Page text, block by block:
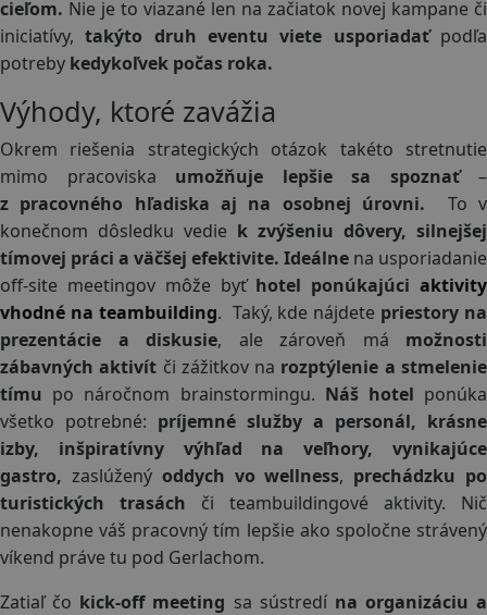
cieľom. Nie je to viazané len na začiatok novej kampane či
iniciatívy,takýto druh eventu viete usporiadaťpodľa
potreby kedykoľvek počas roka.
Výhody, ktoré zavážia
Okrem riešenia strategických otázok takéto stretnutie
mimo pracoviska umožňuje lepšie sa spoznať–
z pracovného hľadiska aj na osobnej úrovni. To v
konečnom dôsledku vedie k zvýšeniu dôvery, silnejšej
tímovej práci a väčšej efektivite. Ideálne na usporiadanie
off-site meetingov môže byť hotel ponúkajúciaktivity
vhodné na teambuilding. Taký, kde nájdete priestory na
prezentácie a diskusie, ale zároveň má možnosti
zábavných aktivít či zážitkov na rozptýlenie a stmelenie
tímu po náročnom brainstormingu. Náš hotel ponúka
všetko potrebné: príjemné služby a personál, krásne
izby, inšpiratívny výhľad na veľhory, vynikajúce
gastro, zaslúžený oddych vo wellness, prechádzku po
turistických trasách či teambuildingové aktivity. Nič
nenakopne váš pracovný tím lepšie ako spoločne strávený
víkend práve tu pod Gerlachom.
Zatiaľ čo kick-off meeting sa sústredí na organizáciu a